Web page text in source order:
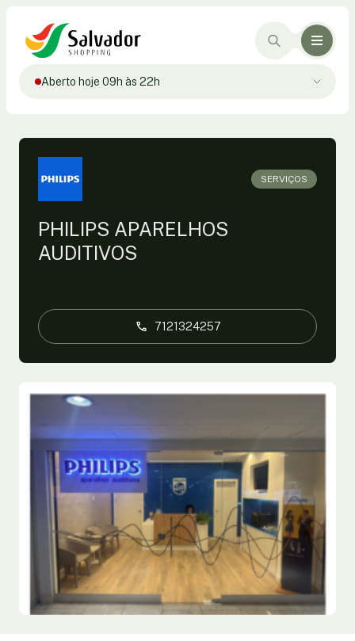
Aberto hoje 09h às 22h
SERVIÇOS
PHILIPS APARELHOS
AUDITIVOS
7121324257